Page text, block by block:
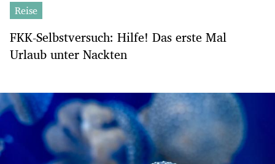
Reise
FKK-Selbstversuch: Hilfe! Das erste Mal
Urlaub unter Nackten